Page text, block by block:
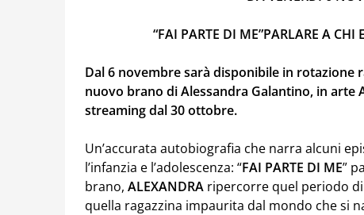
“FAI PARTE DI ME”PARLARE A CHI
Dal 6 novembre sarà disponibile in rotazione
nuovo brano di Alessandra Galantino, in arte
streaming dal 30 ottobre.
Un’accurata autobiografia che narra alcuni
l’infanzia e l’adolescenza: “FAI PARTE DI ME”
brano, ALEXANDRA ripercorre quel periodo
quella ragazzina impaurita dal mondo che si